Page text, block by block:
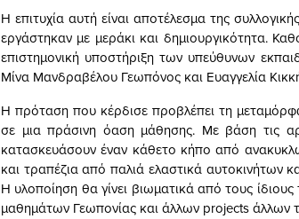
Η επιτυχία αυτή είναι αποτέλεσμα της
εργάστηκαν με μεράκι και δημιουργικότητα.
επιστημονική υποστήριξη των υπεύθυνων
Μίνα Μανδραβέλου Γεωπόνος και Ευαγγελία
Η πρόταση που κέρδισε προβλέπει τη
σε μια πράσινη όαση μάθησης. Με βάση τις
κατασκευάσουν έναν κάθετο κήπο από
και τραπέζια από παλιά ελαστικά
Η υλοποίηση θα γίνει βιωματικά από τους
μαθημάτων Γεωπονίας και άλλων projects άλλων